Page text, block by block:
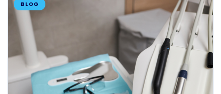
BLOG